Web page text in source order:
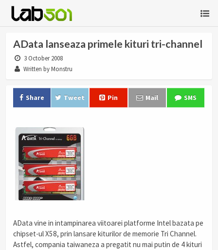
AData lanseaza primele kituri tri-channel
3 October 2008
Written by Monstru
Share Tweet Pin Mail SMS
AData vine in intampinarea viitoarei platforme Intel bazata pe
chipset-ul X58, prin lansare kiturilor de memorie Tri Channel.
Astfel, compania taiwaneza a pregatit nu mai putin de 4 kituri